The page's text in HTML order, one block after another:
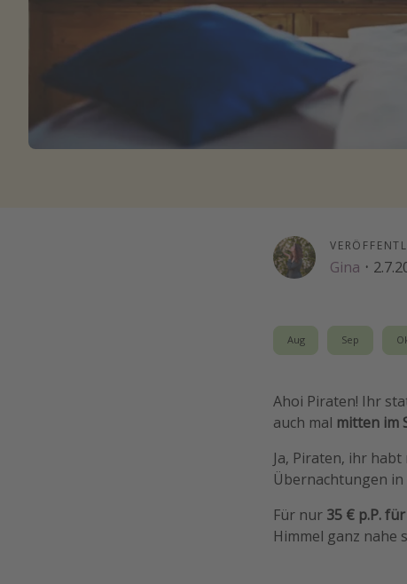
Gina ·
Aug Sep
Ahoi Piraten! Ihr
auch mal mitten im
Ja, Piraten, ihr
Übernachtungen in
Für nur 35 € p.P.
Himmel ganz nahe